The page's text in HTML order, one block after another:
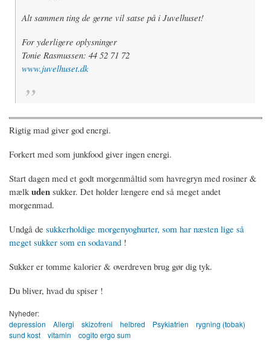
Alt sammen ting de gerne vil satse på i Juvelhuset!
For yderligere oplysninger
Tonie Rasmussen: 44 52 71 72
www.juvelhuset.dk
Rigtig mad giver god energi.
Forkert med som junkfood giver ingen energi.
Start dagen med et godt morgenmåltid som havregryn med rosiner &
mælkuden sukker. Det holder længere end så meget andet
morgenmad.
Undgå de sukkerholdige morgenyoghurter, som har næsten lige så
meget sukker som en sodavand!
Sukker er tomme kalorier & overdreven brug gør dig tyk.
Du bliver, hvad du spiser !
Nyheder:
depression
Allergi skizofreni helbred Psykiatrien
rygning (tobak)
sund kost
vitamin cogito ergo sum